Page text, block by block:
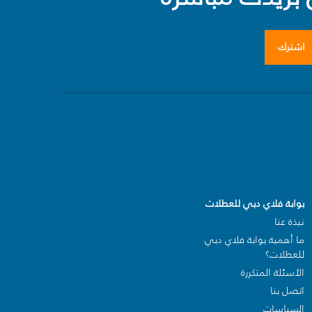
اشترك
بوابة فلاي دبي للعطلات
نبذة عنا
ما أهمية بوابة فلاي دبي
للعطلات؟
الأسئلة المتكررة
اتصل بنا
السياسات